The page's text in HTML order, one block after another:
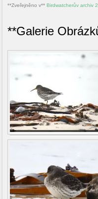
**Zveřejněno v** Birdwatcherův archiv
**Galerie